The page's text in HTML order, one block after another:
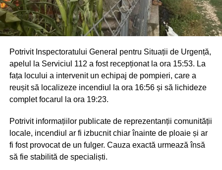
Potrivit Inspectoratului General pentru Situații de Urgență,
apelul la Serviciul 112 a fost recepționat la ora 15:53. La
fața locului a intervenit un echipaj de pompieri, care a
reușit să localizeze incendiul la ora 16:56 și să lichideze
complet focarul la ora 19:23.
Potrivit informațiilor publicate de reprezentanții comunității
locale, incendiul ar fi izbucnit chiar înainte de ploaie și ar
fi fost provocat de un fulger. Cauza exactă urmează însă
să fie stabilită de specialiști.